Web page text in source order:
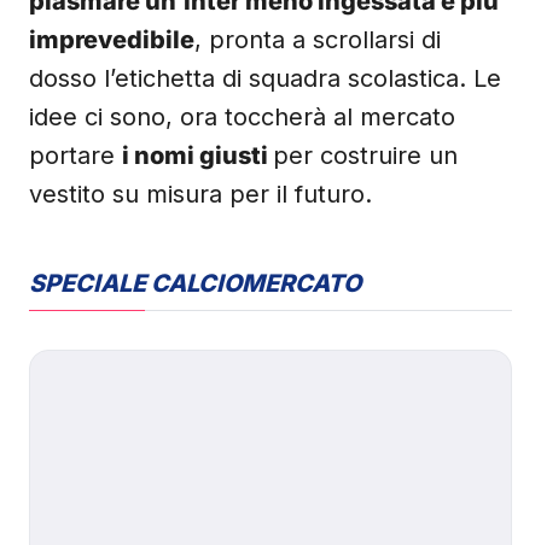
imprevedibile, pronta a scrollarsi di
dosso l’etichetta di squadra scolastica. Le
idee ci sono, ora toccherà al mercato
portare i nomi giusti per costruire un
vestito su misura per il futuro.
SPECIALE CALCIOMERCATO